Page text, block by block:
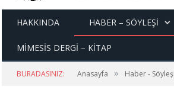
HAKKINDA HABER – SÖYLEŞI
MİMESİS DERGİ – KİTAP
BURADASINIZ: Anasayfa » Haber - Söyleşi